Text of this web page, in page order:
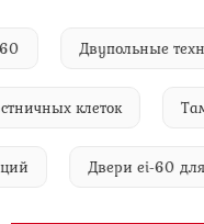
60 Двупольные
клеток
Двери ei-60